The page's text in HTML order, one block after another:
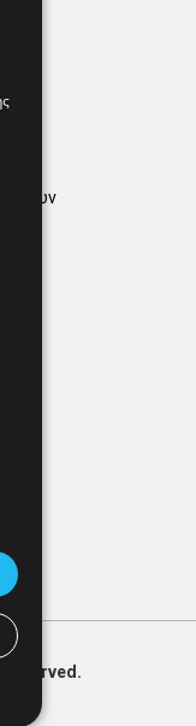
Reserved.